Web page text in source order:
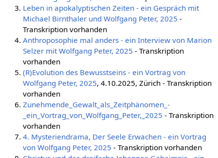
Leben in apokalyptischen Zeiten - ein Gespräch mit
Michael Birnthaler und Wolfgang Peter, 2025 -
Transkription vorhanden
Anthroposophie mal anders - ein Interview von Marion
Selzer mit Wolfgang Peter, 2025 - Transkription
vorhanden
(R)Evolution des Bewusstseins - ein Vortrag von
Wolfgang Peter, 2025, 4.10.2025, Zürich - Transkription
vorhanden
Zunehmende_Gewalt_als_Zeitphänomen_-
_ein_Vortrag_von_Wolfgang_Peter,_2025 - Transkription
vorhanden
4. Mysteriendrama, Der Seele Erwachen - ein Vortrag
von Wolfgang Peter, 2025 - Transkription vorhanden